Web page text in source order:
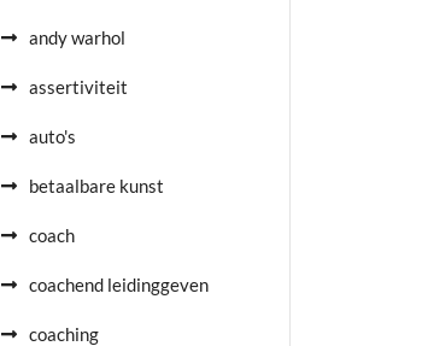
andy warhol
assertiviteit
auto's
betaalbare kunst
coach
coachend leidinggeven
coaching